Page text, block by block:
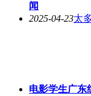
闻
2025-04-23太
电影学生广东